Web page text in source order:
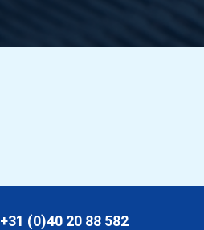
+31 (0)40 20 88 582